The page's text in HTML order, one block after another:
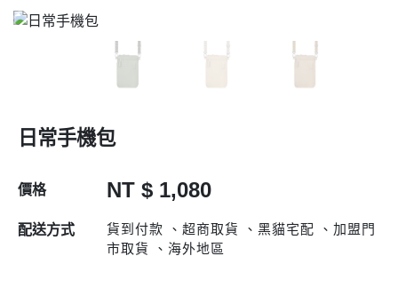
日常手機包
價格 NT $ 1,080
配送方式
貨到付款 、超商取貨 、黑貓宅配 、加盟門
市取貨 、海外地區